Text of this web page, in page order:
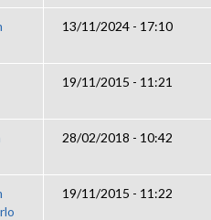
13/11/2024 - 17:10
19/11/2015 - 11:21
28/02/2018 - 10:42
19/11/2015 - 11:22